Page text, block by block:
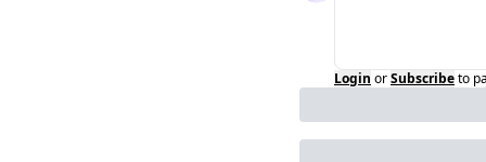
Login orSubscribeto